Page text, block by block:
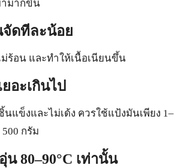
มากขึ้น
จัดทีละน้อย
ร้อน และทำให้เนื้อเนียนขึ้น
อะเกินไป
แข็งและไม่เด้ง ควรใช้แป้งมันเพียง 1–
กรัม
น 80–90°C เท่านั้น